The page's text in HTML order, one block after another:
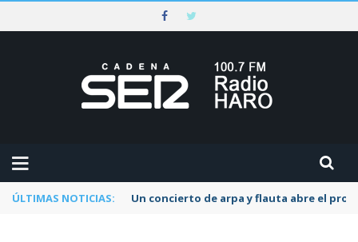
ÚLTIMAS NOTICIAS: Un concierto de arpa y flauta abre el